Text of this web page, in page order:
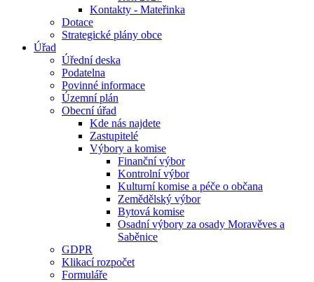
Kontakty - Mateřinka
Dotace
Strategické plány obce
Úřad
Úřední deska
Podatelna
Povinné informace
Územní plán
Obecní úřad
Kde nás najdete
Zastupitelé
Výbory a komise
Finanční výbor
Kontrolní výbor
Kulturní komise a péče o občana
Zemědělský výbor
Bytová komise
Osadní výbory za osady Moravěves a
Saběnice
GDPR
Klikací rozpočet
Formuláře